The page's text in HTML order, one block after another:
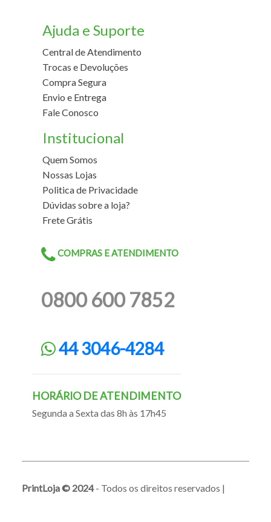
Ajuda e Suporte
Central de Atendimento
Trocas e Devoluções
Compra Segura
Envio e Entrega
Fale Conosco
Institucional
Quem Somos
Nossas Lojas
Politica de Privacidade
Dúvidas sobre a loja?
Frete Grátis
COMPRAS E ATENDIMENTO
0800 600 7852
44 3046-4284
HORÁRIO DE ATENDIMENTO
Segunda a Sexta das 8h às 17h45
PrintLoja © 2024- Todos os direitos reservados |